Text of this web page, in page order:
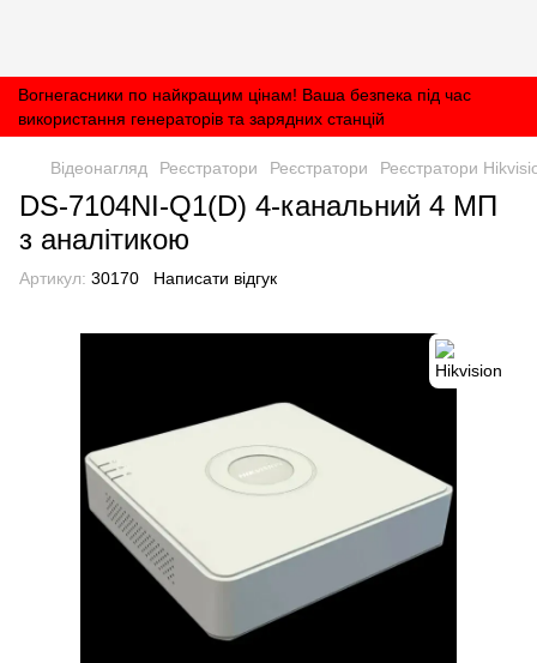
Вогнегасники по найкращим цінам! Ваша безпека під час
використання генераторів та зарядних станцій
Відеонагляд Реєстратори Реєстратори Реєстратори
DS-7104NI-Q1(D) 4-канальний 4 МП
з аналітикою
Артикул: 30170 Написати відгук